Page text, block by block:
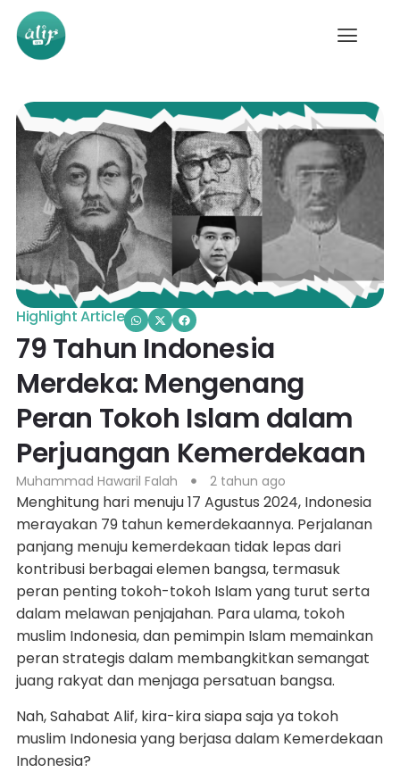
Highlight Article
79 Tahun Indonesia
Merdeka: Mengenang
Peran Tokoh Islam dalam
Perjuangan Kemerdekaan
Muhammad Hawaril Falah 2 tahun ago
Menghitung hari menuju 17 Agustus 2024, Indonesia
merayakan 79 tahun kemerdekaannya. Perjalanan
panjang menuju kemerdekaan tidak lepas dari
kontribusi berbagai elemen bangsa, termasuk
peran penting tokoh-tokoh Islam yang turut serta
dalam melawan penjajahan. Para ulama, tokoh
muslim Indonesia, dan pemimpin Islam memainkan
peran strategis dalam membangkitkan semangat
juang rakyat dan menjaga persatuan bangsa.
Nah, Sahabat Alif, kira-kira siapa saja ya tokoh
muslim Indonesia yang berjasa dalam Kemerdekaan
Indonesia?